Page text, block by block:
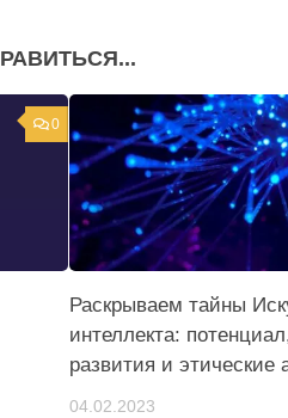
0
Раскрываем тайны
интеллекта:
развития и этические
04.02.2023